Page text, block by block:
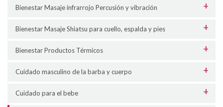
Bienestar Masaje infrarrojo Percusión y vibración
Bienestar Masaje Shiatsu para cuello, espalda y pies
Bienestar Productos Térmicos
Cuidado masculino de la barba y cuerpo
Cuidado para el bebe